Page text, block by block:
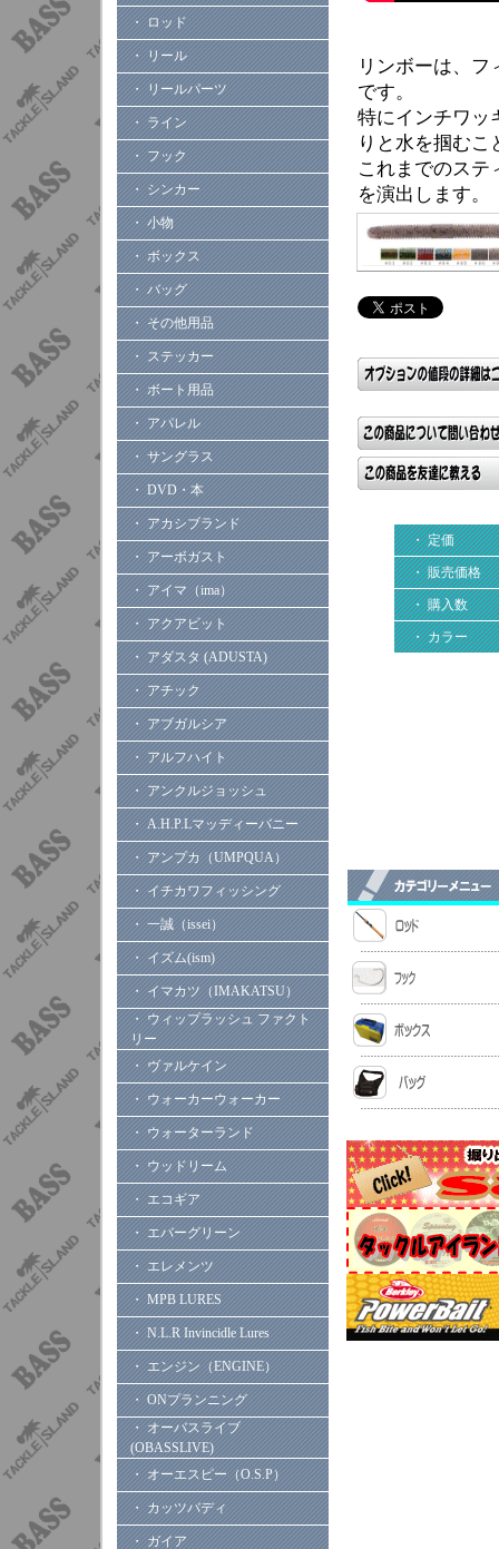
・ ロッド
・ リール
・ リールパーツ
・ ライン
・ フック
・ シンカー
・ 小物
・ ボックス
・ バッグ
・ その他用品
・ ステッカー
・ ボート用品
・ アパレル
・ サングラス
・ DVD・本
・ アカシブランド
・ アーボガスト
・ アイマ（ima）
・ アクアビット
・ アダスタ (ADUSTA)
・ アチック
・ アブガルシア
・ アルフハイト
・ アンクルジョッシュ
・ A.H.P.Lマッディーバニー
・ アンプカ（UMPQUA）
・ イチカワフィッシング
・ 一誠（issei）
・ イズム(ism)
・ イマカツ（IMAKATSU）
・ ウィップラッシュ ファクト
リー
・ ヴァルケイン
・ ウォーカーウォーカー
・ ウォーターランド
・ ウッドリーム
・ エコギア
・ エバーグリーン
・ エレメンツ
・ MPB LURES
・ N.L.R Invincidle Lures
・ エンジン（ENGINE）
・ ONプランニング
・ オーバスライブ
(OBASSLIVE)
・ オーエスピー（O.S.P）
・ カッツバディ
・ ガイア
リンボーは、
です。
特にインチワッ
りと水を掴むこ
これまでのステ
を演出します。
・ 定価
・ 販売価格
・ 購入数
・ カラー